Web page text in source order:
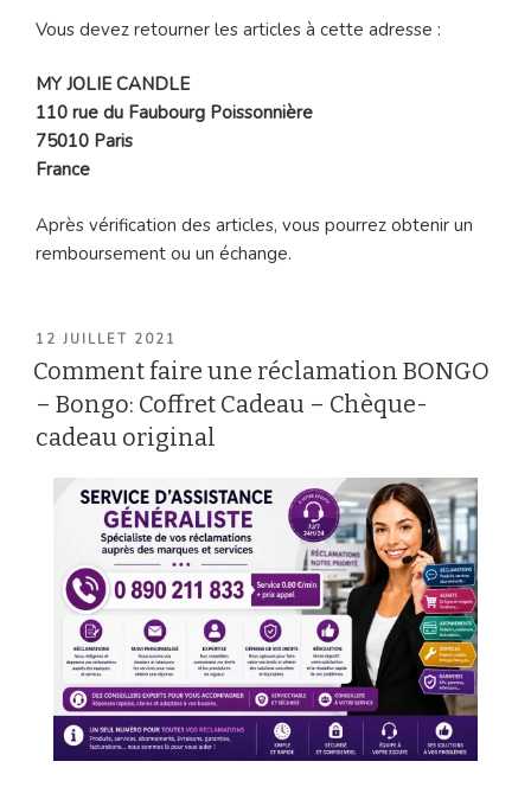
Vous devez retourner les articles à cette adresse :
MY JOLIE CANDLE
110 rue du Faubourg Poissonnière
75010 Paris
France
Après vérification des articles, vous pourrez obtenir un
remboursement ou un échange.
PUBLIÉ
LE
12 JUILLET 2021
Comment faire une réclamation BONGO
– Bongo: Coffret Cadeau – Chèque-
cadeau original